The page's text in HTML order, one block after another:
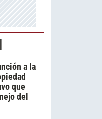
a la
que
del